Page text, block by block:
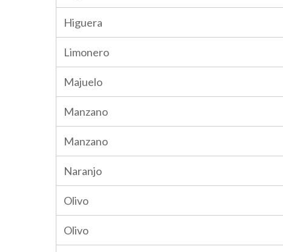
Higuera
Limonero
Majuelo
Manzano
Manzano
Naranjo
Olivo
Olivo